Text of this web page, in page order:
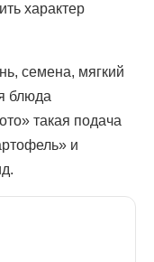
характер
семена, мягкий
блюда
такая подача
и